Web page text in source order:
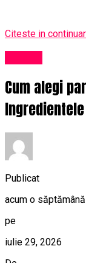
Citeste in
Cum alegi
Publicat
acum o săptămână
pe
iulie 29, 2026